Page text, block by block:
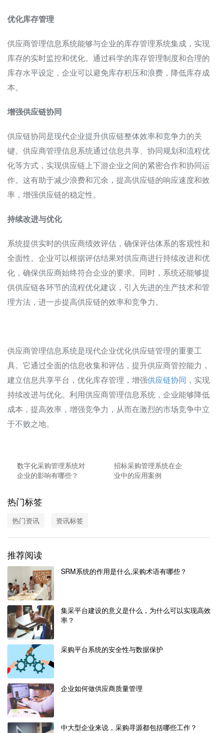
优化库存管理
供应商管理信息系统能够与企业的库存管理系统集成，实现
库存的实时监控和优化。通过科学的库存管理制度和合理的
库存水平设定，企业可以避免库存积压和浪费，降低库存成
本。
增强供应链协同
供应链协同是现代企业提升供应链整体效率和竞争力的关
键。供应商管理信息系统通过信息共享、协同规划和流程优
化等方式，实现供应链上下游企业之间的紧密合作和协同运
作。这有助于减少浪费和冗余，提高供应链的响应速度和效
率，增强供应链的稳定性。
持续改进与优化
系统提供实时的供应商绩效评估，确保评估体系的客观性和
全面性。企业可以根据评估结果对供应商进行持续改进和优
化，确保供应商始终符合企业的要求。同时，系统还能够提
供供应链各环节的流程优化建议，引入先进的生产技术和管
理方法，进一步提高供应链的效率和竞争力。
供应商管理信息系统是现代企业优化供应链管理的重要工
具。它通过全面的信息收集和评估，提升供应商管控能力，
建立信息共享平台，优化库存管理，增强供应链协同 ，实现
持续改进与优化。利用供应商管理信息系统，企业能够降低
成本，提高效率，增强竞争力，从而在激烈的市场竞争中立
于不败之地。
数字化采购管理系统对
企业的影响有哪些？
招标采购管理系统在企
业中的应用案例
热门标签
热门资讯 资讯标签
推荐阅读
SRM系统的作用是什么,采购术语有哪些？
集采平台建设的意义是什么，为什么可以实现高效
率？
采购平台系统的安全性与数据保护
企业如何做供应商质量管理
中大型企业来说，采购寻源都包括哪些工作？